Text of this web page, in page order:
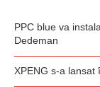
PPC blue va
Dedeman
XPENG s-a lansat